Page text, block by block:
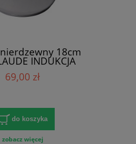
18cm
INDUKCJA
69,00 zł
do koszyka
zobacz więcej